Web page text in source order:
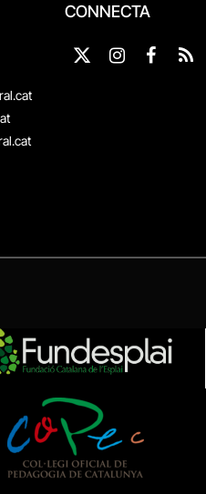
CONNECTA
X
Instagram
Facebook
RSS